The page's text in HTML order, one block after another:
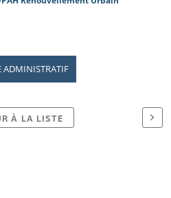
ADMINISTRATIF
À LA LISTE